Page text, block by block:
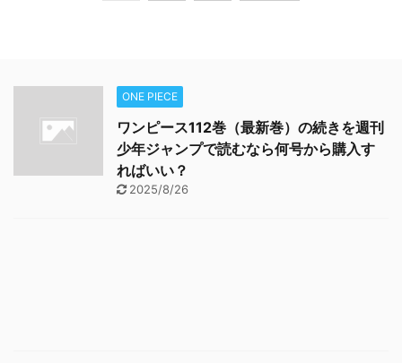
ONE PIECE
ワンピース112巻（最新巻）の続きを週刊
少年ジャンプで読むなら何号から購入す
ればいい？
2025/8/26